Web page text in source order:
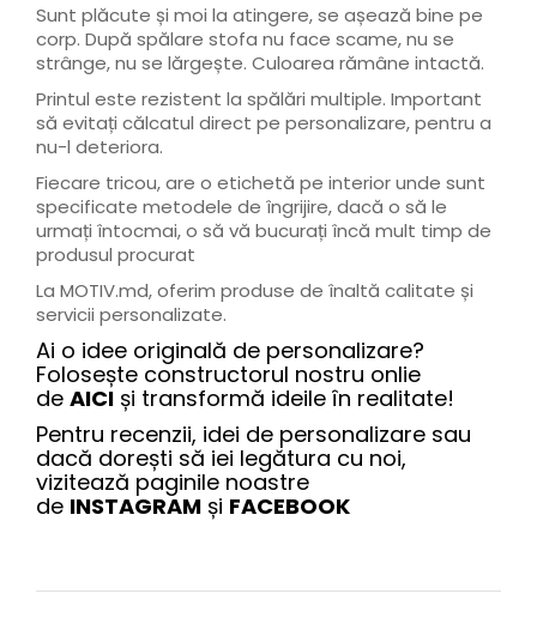
Sunt plăcute și moi la atingere, se așează bine pe
corp. După spălare stofa nu face scame, nu se
strânge, nu se lărgește. Culoarea rămâne intactă.
Printul este rezistent la spălări multiple. Important
să evitați călcatul direct pe personalizare, pentru a
nu-l deteriora.
Fiecare tricou, are o etichetă pe interior unde sunt
specificate metodele de îngrijire, dacă o să le
urmați întocmai, o să vă bucurați încă mult timp de
produsul procurat
La MOTIV.md, oferim produse de înaltă calitate și
servicii personalizate.
Ai o idee originală de personalizare?
Folosește constructorul nostru onlie
de AICI și transformă ideile în realitate!
Pentru recenzii, idei de personalizare sau
dacă dorești să iei legătura cu noi,
vizitează paginile noastre
de INSTAGRAM și FACEBOOK